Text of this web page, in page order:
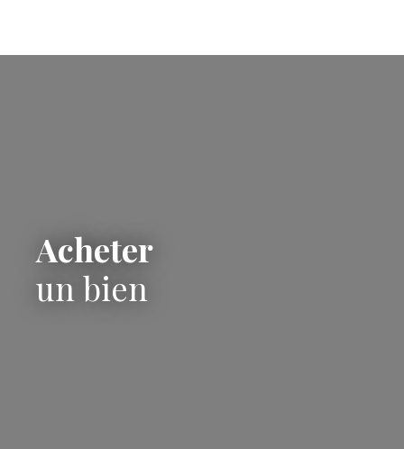
Acheter
un bien